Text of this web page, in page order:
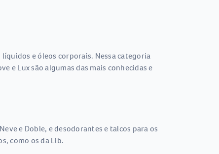
e óleos corporais. Nessa categoria
e Lux são algumas das mais conhecidas e
e Doble, e desodorantes e talcos para os
como os da Lib.